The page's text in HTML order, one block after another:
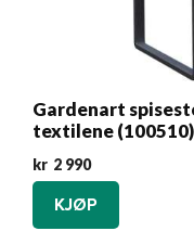
Gardenart
textilene (100510)
kr 2 990
KJØP